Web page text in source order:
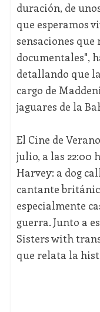
duración, de
que esperamos
sensaciones que
documentales",
detallando que
cargo de
jaguares de la
El Cine de
julio, a las 22:00
Harvey: a dog
cantante
especialmente
guerra. Junto a
Sisters with
que relata la